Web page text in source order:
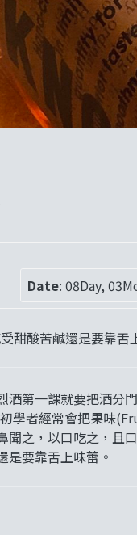
Date:08Day,
甜酸苦鹹還是要靠舌
酒第一課就要把酒分
學者經常會把果味
聞之，以口吃之，且
是要靠舌上味蕾。